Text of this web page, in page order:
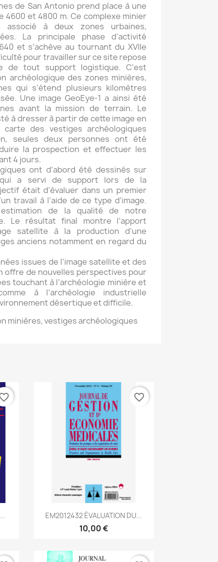
de San Antonio prend place à une
et 4800 m. Ce complexe minier
associé à deux zones urbaines,
La principale phase d’activité
et s’achève au tournant du XVIIe
pour travailler sur ce site repose
de tout support logistique. C’est
archéologique des zones minières,
qui s’étend plusieurs kilomètres
Une image GeoEye-1 a ainsi été
avant la mission de terrain. Le
à dresser à partir de cette image en
des vestiges archéologiques
seules deux personnes ont été
la prospection et effectuer les
4 jours.
ont d’abord été dessinés sur
a servi de support lors de la
était d’évaluer dans un premier
travail à l’aide de ce type d’image.
de la qualité de notre
Le résultat final montre l’apport
satellite à la production d’une
anciens notamment en regard du
issues de l’image satellite et des
offre de nouvelles perspectives pour
touchant à l’archéologie minière et
à l’archéologie industrielle
désertique et difficile.
minières, vestiges archéologiques
Aperçu rapide
EM2012432 ÉVALUATION DU...
10,00 €
favorite_border